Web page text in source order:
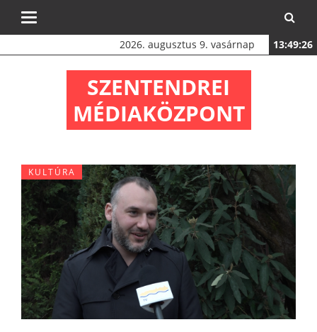
Toggle
2026. augusztus 9. vasárnap 13:49:27
SZENTENDREI
MÉDIAKÖZPONT
KULTÚRA